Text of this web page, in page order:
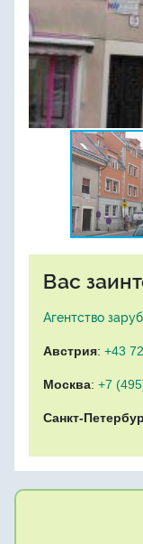
Вас
Агентство
Австрия: +43
Москва: +7
Санкт-